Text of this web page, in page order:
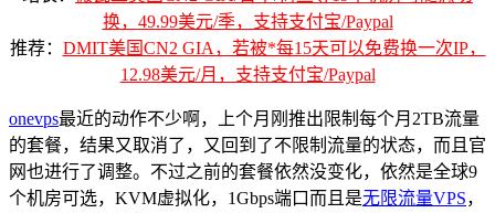
换，49.99美元/季，支持支付宝/Paypal
推荐： DMIT美国CN2 GIA，若被*每15天可以免费换一次IP，
12.98美元/月，支持支付宝/Paypal
onevps最近的动作不少啊，上个月刚推出限制每个月2TB流量
的套餐，结果又取消了，又回到了不限制流量的状态，而且官
网也进行了调整。不过之前的套餐依然没变化，依然是全球9
个机房可选，KVM虚拟化，1Gbps端口而且是无限流量VPS，